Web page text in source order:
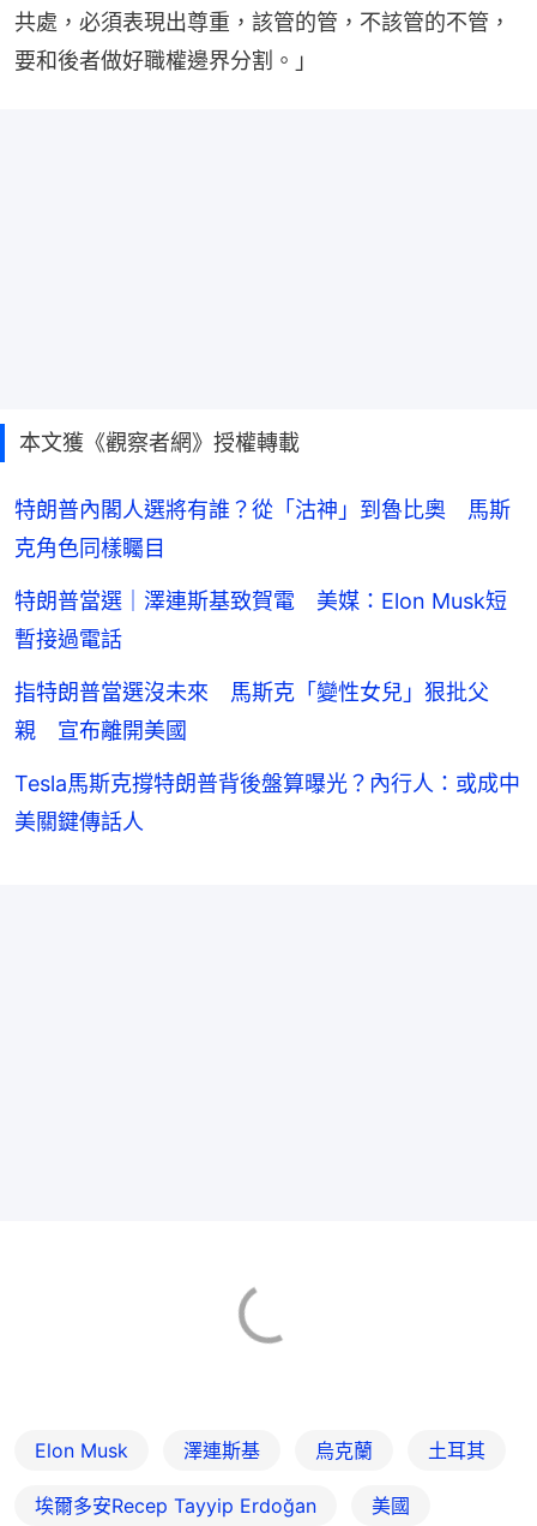
共處，必須表現出尊重，該管的管，不該管的不管，
要和後者做好職權邊界分割。」
本文獲《觀察者網》授權轉載
特朗普內閣人選將有誰？從「沽神」到魯比奧 馬斯
克角色同樣矚目
特朗普當選｜澤連斯基致賀電 美媒：Elon Musk短
暫接過電話
指特朗普當選沒未來 馬斯克「變性女兒」狠批父
親 宣布離開美國
Tesla馬斯克撐特朗普背後盤算曝光？內行人：或成中
美關鍵傳話人
Elon Musk 澤連斯基 烏克蘭 土耳其
埃爾多安Recep Tayyip Erdoğan 美國